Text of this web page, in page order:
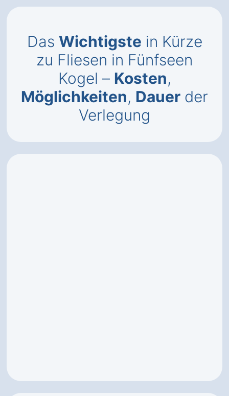
Das Wichtigste in Kürze
zu Fliesen in Fünfseen
Kogel – Kosten,
Möglichkeiten, Dauer der
Verlegung